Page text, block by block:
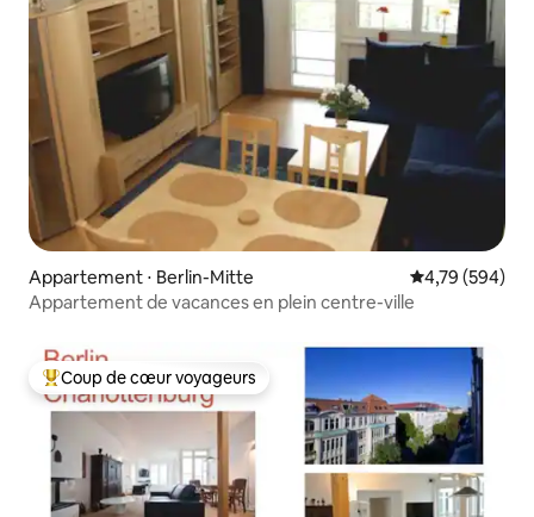
Appartement ⋅ Berlin-Mitte Évaluation
4,79 (594)
Appartement de vacances en plein centre-ville
Coups de cœur voyageurs les plus appréciés
Coup de cœur voyageurs